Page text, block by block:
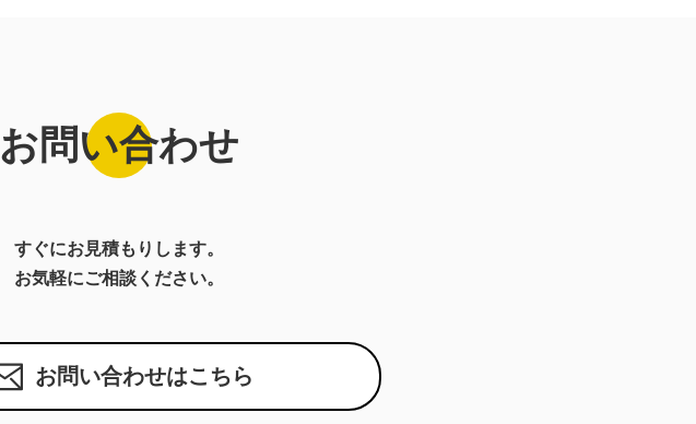
お問い合わせ
すぐにお見積もりします。
お気軽にご相談ください。
お問い合わせはこちら